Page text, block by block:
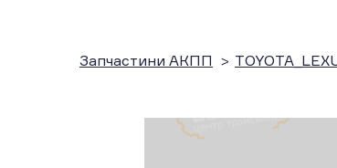
Запчастини АКПП